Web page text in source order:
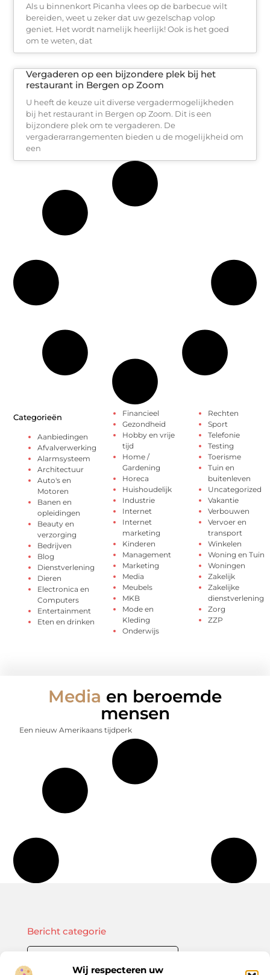
Wij respecteren uw
Als u binnenkort Picanha vlees op de barbecue wilt
bereiden, weet u zeker dat uw gezelschap volop
geniet. Het wordt namelijk heerlijk! Ook is het goed
om te weten, dat
Vergaderen op een bijzondere plek bij het
restaurant in Bergen op Zoom
U heeft de keuze uit diverse vergadermogelijkheden
bij het restaurant in Bergen op Zoom. Dit is een
bijzondere plek om te vergaderen. De
vergaderarrangementen bieden u de mogelijkheid om
een
Categorieën
Aanbiedingen
Afvalverwerking
Alarmsysteem
Architectuur
Auto's en
Motoren
Banen en
opleidingen
Beauty en
verzorging
Bedrijven
Blog
Dienstverlening
Dieren
Electronica en
Computers
Entertainment
Eten en drinken
Financieel
Gezondheid
Hobby en vrije
tijd
Home /
Gardening
Horeca
Huishoudelijk
Industrie
Internet
Internet
marketing
Kinderen
Management
Marketing
Media
Meubels
MKB
Mode en
Kleding
Onderwijs
Rechten
Sport
Telefonie
Testing
Toerisme
Tuin en
buitenleven
Uncategorized
Vakantie
Verbouwen
Vervoer en
transport
Winkelen
Woning en Tuin
Woningen
Zakelijk
Zakelijke
dienstverlening
Zorg
ZZP
Media en beroemde
mensen
Een nieuw Amerikaans tijdperk
Bericht categorie